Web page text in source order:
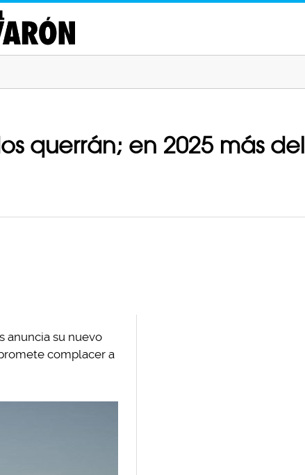
querrán; en 2025 más del
anuncia su nuevo
complacer a